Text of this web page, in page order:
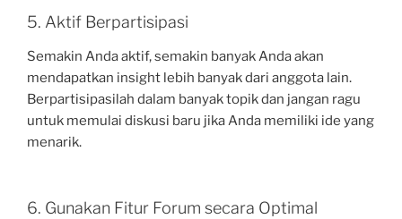
5. Aktif Berpartisipasi
Semakin Anda aktif, semakin banyak Anda akan
mendapatkan insight lebih banyak dari anggota lain.
Berpartisipasilah dalam banyak topik dan jangan ragu
untuk memulai diskusi baru jika Anda memiliki ide yang
menarik.
6. Gunakan Fitur Forum secara Optimal